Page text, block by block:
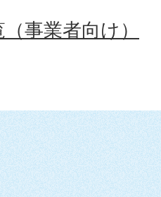
事業者向け）